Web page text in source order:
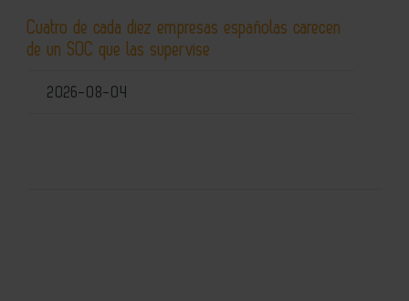
Cuatro de cada diez empresas españolas carecen
de un SOC que las supervise
2026-08-04